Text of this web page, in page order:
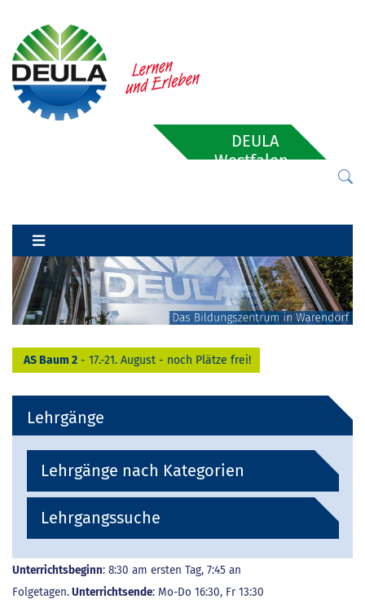
DEULA
Westfalen-
AS Baum 2 - 17.-21. August - noch Plätze frei!
Lehrgänge
Lehrgänge nach Kategorien
Lehrgangssuche
Unterrichtsbeginn: 8:30 am ersten Tag, 7:45 an
Folgetagen.Unterrichtsende: Mo-Do 16:30, Fr 13:30